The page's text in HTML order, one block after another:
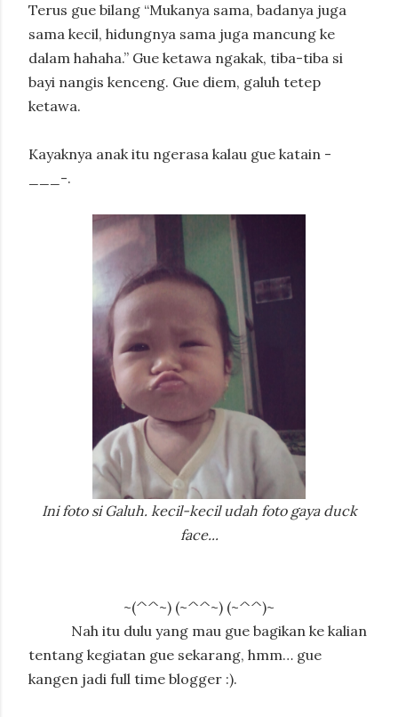
Terus gue bilang “Mukanya sama, badanya juga
sama kecil, hidungnya sama juga mancung ke
dalam hahaha.” Gue ketawa ngakak, tiba-tiba si
bayi nangis kenceng. Gue diem, galuh tetep
ketawa.
Kayaknya anak itu ngerasa kalau gue katain -
___-.
Ini foto si Galuh. kecil-kecil udah foto gaya duck
face...
~(^^~) (~^^~) (~^^)~
Nah itu dulu yang mau gue bagikan ke kalian
tentang kegiatan gue sekarang, hmm… gue
kangen jadi full time blogger :).